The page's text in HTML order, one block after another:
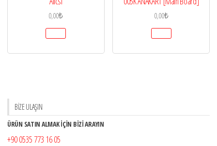
0,00₺ 0,00₺
BİZE ULAŞIN
ÜRÜN SATIN ALMAK İÇİN BİZİ ARAYIN
+90 0535 773 16 05